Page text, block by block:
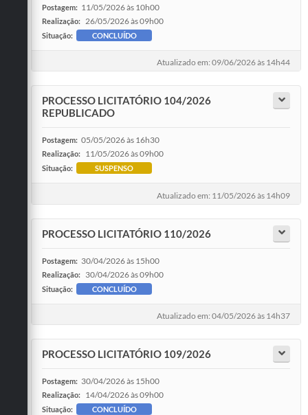
Postagem: 11/05/2026 às 10h00
Realização: 26/05/2026 às 09h00
Situação: CONCLUÍDO
Atualizado em: 09/06/2026 às 14h44
PROCESSO LICITATÓRIO 104/2026
REPUBLICADO
Postagem: 05/05/2026 às 16h30
Realização: 11/05/2026 às 09h00
Situação: SUSPENSO
Atualizado em: 11/05/2026 às 14h09
PROCESSO LICITATÓRIO 110/2026
Postagem: 30/04/2026 às 15h00
Realização: 30/04/2026 às 09h00
Situação: CONCLUÍDO
Atualizado em: 04/05/2026 às 14h37
PROCESSO LICITATÓRIO 109/2026
Postagem: 30/04/2026 às 15h00
Realização: 14/04/2026 às 09h00
Situação: CONCLUÍDO